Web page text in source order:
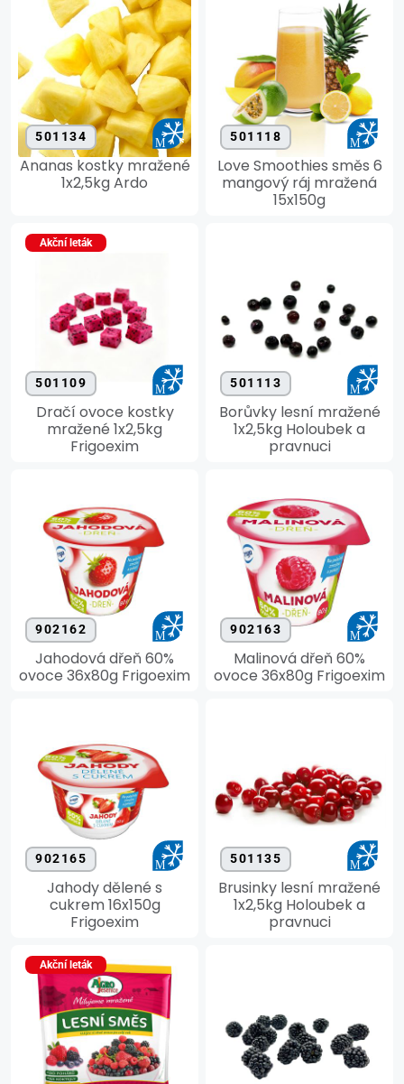
501134
Ananas kostky mražené
1x2,5kg Ardo
501118
Love Smoothies směs 6
mangový ráj mražená
15x150g
Akční leták
501109
Dračí ovoce kostky
mražené 1x2,5kg
Frigoexim
501113
Borůvky lesní mražené
1x2,5kg Holoubek a
pravnuci
902162
Jahodová dřeň 60%
ovoce 36x80g Frigoexim
902163
Malinová dřeň 60%
ovoce 36x80g Frigoexim
902165
Jahody dělené s
cukrem 16x150g
Frigoexim
501135
Brusinky lesní mražené
1x2,5kg Holoubek a
pravnuci
Akční leták